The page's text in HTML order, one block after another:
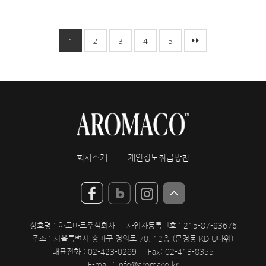
1 2 3 4 5
회사소개 개인정보취급방침
상호명 : 아로마코주식회사
사업자등록번호 : 215-87-83676
주소 : 서울특별시 송파구 정의로 70, 12층 (문정동 KD U타워)
대표전화 : 02-423-0289
Fax: 02-413-8355